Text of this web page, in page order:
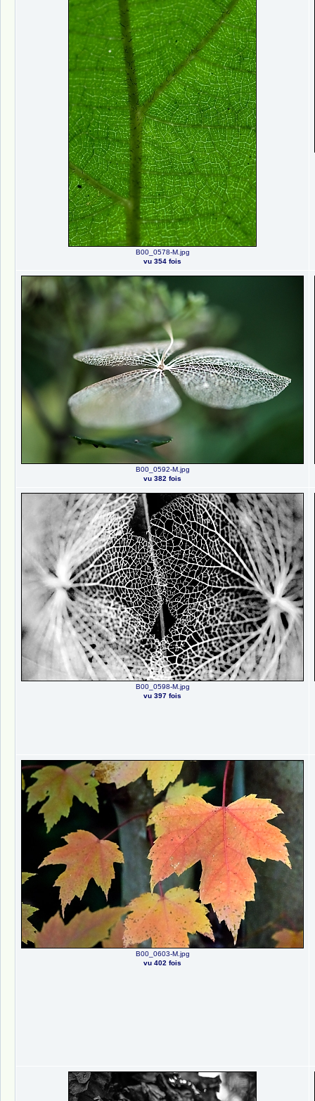
B00_0578-M.jpg
vu 354 fois
B00_0592-M.jpg
vu 382 fois
B00_0598-M.jpg
vu 397 fois
B00_0603-M.jpg
vu 402 fois